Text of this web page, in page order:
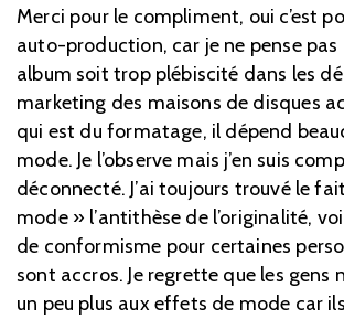
Merci pour le compliment, oui c’est
auto-production, car je ne pense pas
album soit trop plébiscité dans les
marketing des maisons de disques
qui est du formatage, il dépend
mode. Je l’observe mais j’en suis
déconnecté. J’ai toujours trouvé le
mode » l’antithèse de l’originalité,
de conformisme pour certaines
sont accros. Je regrette que les gens
un peu plus aux effets de mode car